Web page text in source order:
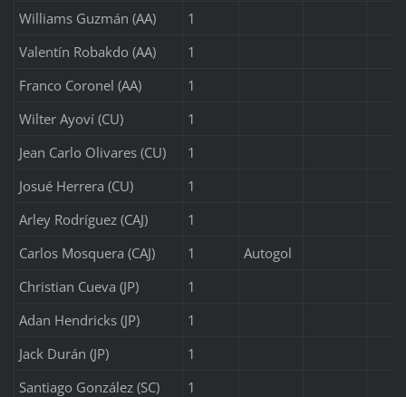
Williams Guzmán (AA)
1
Valentín Robakdo (AA)
1
Franco Coronel (AA)
1
Wilter Ayoví (CU)
1
Jean Carlo Olivares (CU)
1
Josué Herrera (CU)
1
Arley Rodríguez (CAJ)
1
Carlos Mosquera (CAJ)
1
Autogol
Christian Cueva (JP)
1
Adan Hendricks (JP)
1
Jack Durán (JP)
1
Santiago González (SC)
1